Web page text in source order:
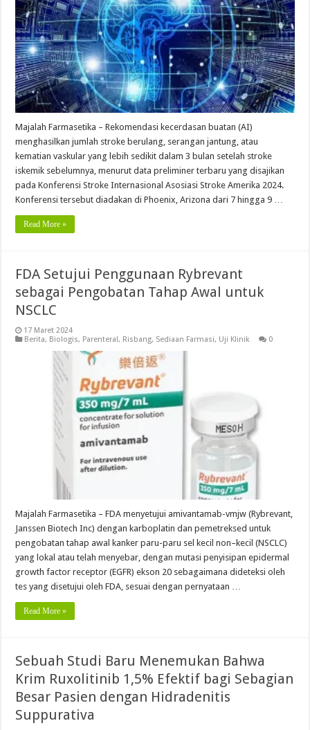
Majalah Farmasetika – Rekomendasi kecerdasan buatan (AI)
menghasilkan jumlah stroke berulang, serangan jantung, atau
kematian vaskular yang lebih sedikit dalam 3 bulan setelah stroke
iskemik sebelumnya, menurut data preliminer terbaru yang disajikan
pada Konferensi Stroke Internasional Asosiasi Stroke Amerika 2024.
Konferensi tersebut diadakan di Phoenix, Arizona dari 7 hingga 9 …
Read More »
FDA Setujui Penggunaan Rybrevant
sebagai Pengobatan Tahap Awal untuk
NSCLC
17 Maret 2024
Berita, Biologis, Parenteral, Risbang, Sediaan Farmasi, Uji Klinik 0
Majalah Farmasetika – FDA menyetujui amivantamab-vmjw (Rybrevant,
Janssen Biotech Inc) dengan karboplatin dan pemetreksed untuk
pengobatan tahap awal kanker paru-paru sel kecil non–kecil (NSCLC)
yang lokal atau telah menyebar, dengan mutasi penyisipan epidermal
growth factor receptor (EGFR) ekson 20 sebagaimana dideteksi oleh
tes yang disetujui oleh FDA, sesuai dengan pernyataan …
Read More »
Sebuah Studi Baru Menemukan Bahwa
Krim Ruxolitinib 1,5% Efektif bagi Sebagian
Besar Pasien dengan Hidradenitis
Suppurativa